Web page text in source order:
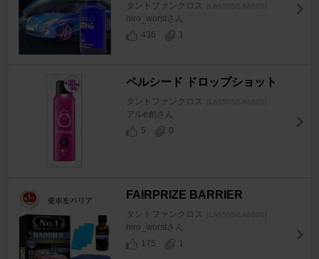
タントファンクロス [LA650S/LA660S]
hiro_worstさん
436
1
ペルシード ドロップショット
タントファンクロス [LA650S/LA660S]
アルe創さん
5
0
FAIRPRIZE BARRIER
タントファンクロス [LA650S/LA660S]
hiro_worstさん
175
1